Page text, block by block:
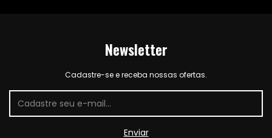
Newsletter
Cadastre-se e receba nossas ofertas.